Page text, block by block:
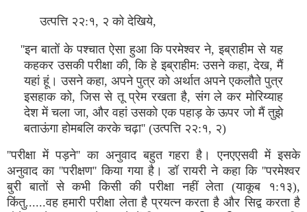
उत्पत्ति २२:१, २ को देखिये,
''इन बातों के पश्चात ऐसा हुआ कि परमेश्वर ने, इब्राहीम से यह
कहकर उसकी परीक्षा की, कि हे इब्राहीम: उसने कहा, देख, मैं
यहां हूं। उसने कहा, अपने पुत्र को अर्थात अपने एकलौते पुत्र
इसहाक को, जिस से तू प्रेम रखता है, संग ले कर मोरिय्याह
देश में चला जा, और वहां उसको एक पहाड़ के ऊपर जो मैं तुझे
बताऊंगा होमबलि करके चढ़ा'' (उत्पत्ति २२:१, २)
''परीक्षा में पड़ने'' का अनुवाद बहुत गहरा है। एनएएसवी में इसके
अनुवाद का ''परीक्षण'' किया गया है। डॉ रायरी ने कहा कि ''परमेश्वर
बुरी बातों से कभी किसी की परीक्षा नहीं लेता (याकूब १:१३),
किंतु......वह हमारी परीक्षा लेता है प्रयत्न करता है और सिद्व करता है